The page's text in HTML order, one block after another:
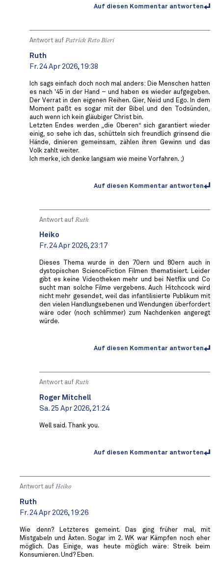
Auf diesen Kommentar antworten
Antwort auf Patrick Reto Bieri
Ruth
Fr. 24 Apr 2026, 19:38
Ich sags einfach doch noch mal anders: Die Menschen hatten
es nach '45 in der Hand – und haben es wieder aufgegeben.
Der Verrat in den eigenen Reihen. Gier, Neid und Ego. In dem
Moment paßt es sogar mit der Bibel und den Todsünden,
auch wenn ich kein gläubiger Christ bin.
Letzten Endes werden „die Oberen“ sich garantiert wieder
einig, so sehe ich das, schütteln sich freundlich grinsend die
Hände, dinieren gemeinsam, zählen ihren Gewinn und das
Volk zahlt weiter.
Ich merke, ich denke langsam wie meine Vorfahren. ;)
Auf diesen Kommentar antworten
Antwort auf Ruth
Heiko
Fr. 24 Apr 2026, 23:17
Dieses Thema wurde in den 70ern und 80ern auch in
dystopischen ScienceFiction Filmen thematisiert. Leider
gibt es keine Videotheken mehr und bei Netflix und Co
sucht man solche Filme vergebens. Auch Hitchcock wird
nicht mehr gesendet, weil das infantilisierte Publikum mit
den vielen Handlungsebenen und Wendungen überfordert
wäre oder (noch schlimmer) zum Nachdenken angeregt
würde.
Auf diesen Kommentar antworten
Antwort auf Ruth
Roger Mitchell
Sa. 25 Apr 2026, 21:24
Well said. Thank you.
Auf diesen Kommentar antworten
Antwort auf Heiko
Ruth
Fr. 24 Apr 2026, 19:26
Wie denn? Letzteres gemeint. Das ging früher mal, mit
Mistgabeln und Äxten. Sogar im 2. WK war Kämpfen noch eher
möglich. Das Einige, was heute möglich wäre: Streik beim
Konsumieren. Und? Eben.